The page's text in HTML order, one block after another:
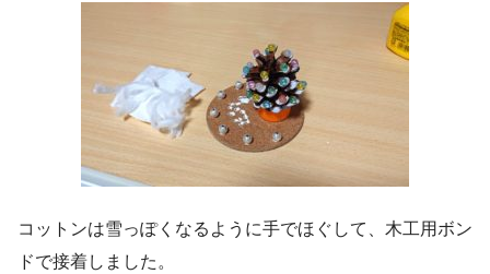
コットンは雪っぽくなるように手でほぐして、木工用ボン
ドで接着しました。